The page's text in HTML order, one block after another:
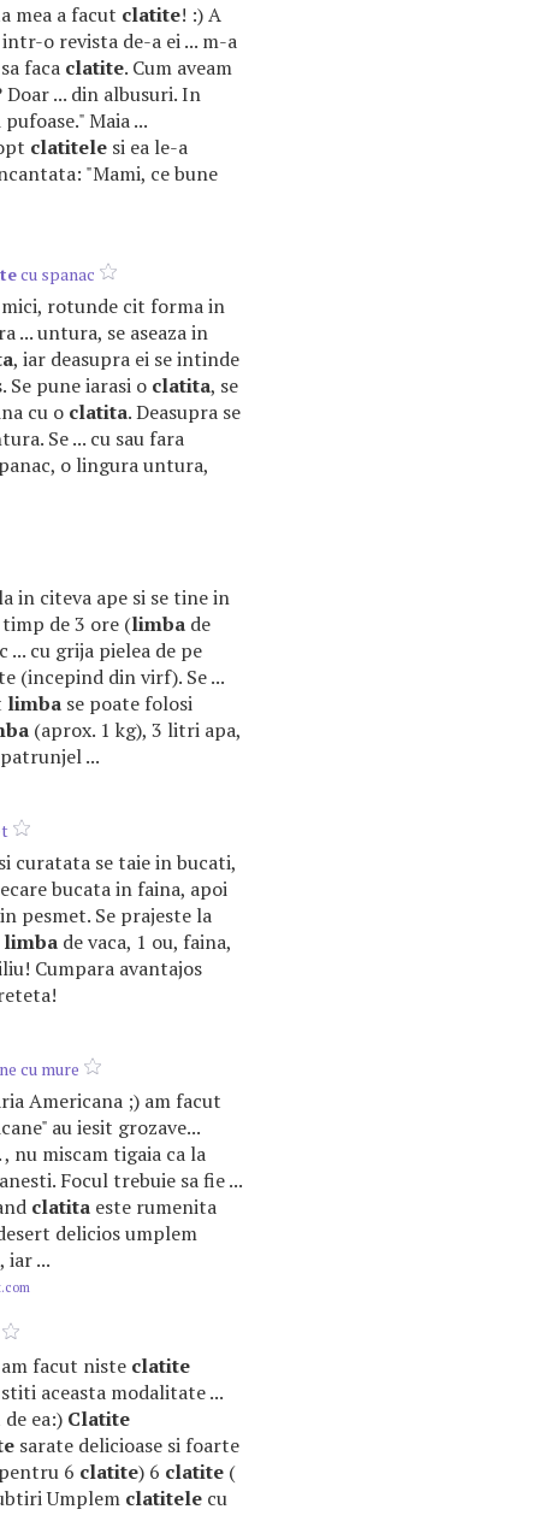
mea a facut clatite! :) A
o revista de-a ei ... m-a
faca clatite. Cum aveam
Doar ... din albusuri. In
Maia ...
clatitele si ea le-a
"Mami, ce bune
cu spanac
rotunde cit forma in
... untura, se aseaza in
, iar deasupra ei se intinde
Se pune iarasi o clatita, se
cu o clatita. Deasupra se
Se ... cu sau fara
o lingura untura,
in citeva ape si se tine in
de 3 ore (limba de
... cu grija pielea de pe
(incepind din virf). Se ...
limba se poate folosi
(aprox. 1 kg), 3 litri apa,
...
curatata se taie in bucati,
bucata in faina, apoi
pesmet. Se prajeste la
limba de vaca, 1 ou, faina,
Cumpara avantajos
cu mure
Americana ;) am facut
au iesit grozave...
nu miscam tigaia ca la
Focul trebuie sa fie ...
clatita este rumenita
delicios umplem
iar ...
facut niste clatite
aceasta modalitate ...
ea:) Clatite
sarate delicioase si foarte
6 clatite) 6 clatite (
Umplem clatitele cu